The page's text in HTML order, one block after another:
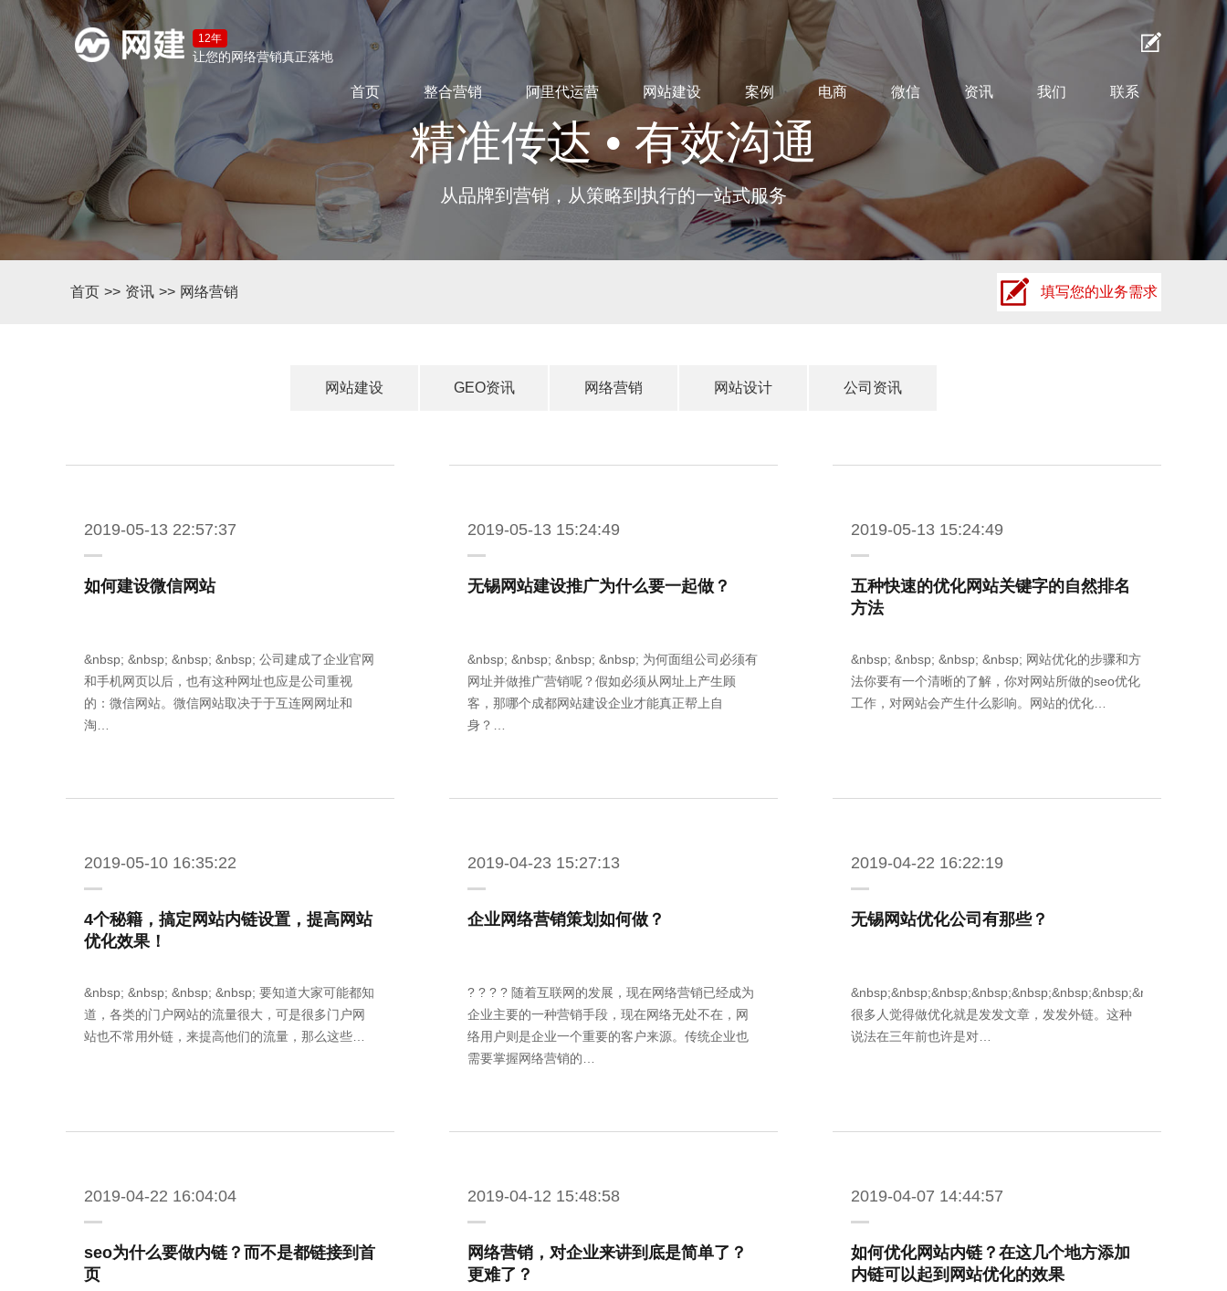
12年
让您的网络营销真正落地
首页 整合营销 阿里代运营 网站建设 案例 电商 微信 资讯 我们 联系
精准传达 • 有效沟通
从品牌到营销，从策略到执行的一站式服务
首页 >> 资讯 >> 网络营销 填写您的业务需求
网站建设 GEO资讯 网络营销 网站设计 公司资讯
2019-05-13 22:57:37
如何建设微信网站
&nbsp; &nbsp; &nbsp; &nbsp; 公司建成了企业官网
和手机网页以后，也有这种网址也应是公司重视
的：微信网站。微信网站取决于于互连网网址和
淘…
2019-05-13 15:24:49
无锡网站建设推广为什么要一起做？
&nbsp; &nbsp; &nbsp; &nbsp; 为何面组公司必须有
网址并做推广营销呢？假如必须从网址上产生顾
客，那哪个成都网站建设企业才能真正帮上自
身？…
2019-05-13 15:24:49
五种快速的优化网站关键字的自然排名
方法
&nbsp; &nbsp; &nbsp; &nbsp; 网站优化的步骤和方
法你要有一个清晰的了解，你对网站所做的seo优化
工作，对网站会产生什么影响。网站的优化…
2019-05-10 16:35:22
4个秘籍，搞定网站内链设置，提高网站
优化效果！
&nbsp; &nbsp; &nbsp; &nbsp; 要知道大家可能都知
道，各类的门户网站的流量很大，可是很多门户网
站也不常用外链，来提高他们的流量，那么这些…
2019-04-23 15:27:13
企业网络营销策划如何做？
? ? ? ? 随着互联网的发展，现在网络营销已经成为
企业主要的一种营销手段，现在网络无处不在，网
络用户则是企业一个重要的客户来源。传统企业也
需要掌握网络营销的…
2019-04-22 16:22:19
无锡网站优化公司有那些？
&nbsp;&nbsp;&nbsp;&nbsp;&nbsp;&nbsp;&nbsp;&nbsp;
很多人觉得做优化就是发发文章，发发外链。这种
说法在三年前也许是对…
2019-04-22 16:04:04
seo为什么要做内链？而不是都链接到首
页
2019-04-12 15:48:58
网络营销，对企业来讲到底是简单了？
更难了？
2019-04-07 14:44:57
如何优化网站内链？在这几个地方添加
内链可以起到网站优化的效果